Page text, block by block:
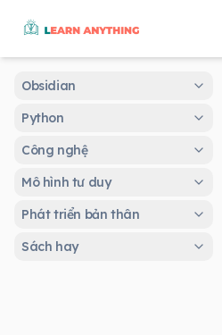
Obsidian
Python
Công nghệ
Mô hình tư duy
Phát triển bản thân
Sách hay